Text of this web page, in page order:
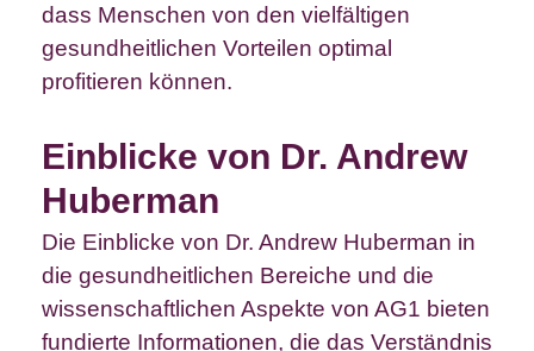
dass Menschen von den vielfältigen
gesundheitlichen Vorteilen optimal
profitieren können.
Einblicke von Dr. Andrew
Huberman
Die Einblicke von Dr. Andrew Huberman in
die gesundheitlichen Bereiche und die
wissenschaftlichen Aspekte von AG1 bieten
fundierte Informationen, die das Verständnis